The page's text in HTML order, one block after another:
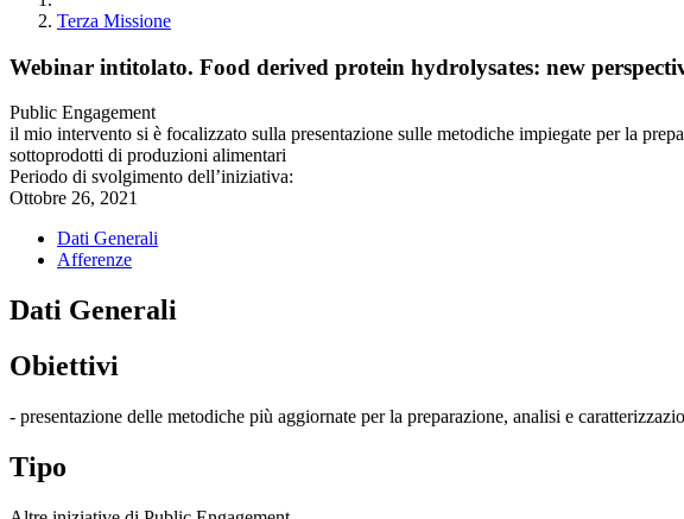
Terza Missione
Webinar intitolato. Food derived protein hydrolysates: new
Public Engagement
il mio intervento si è focalizzato sulla presentazione sulle metodiche impiegate per la
sottoprodotti di produzioni alimentari
Periodo di svolgimento dell’iniziativa:
Ottobre 26, 2021
Dati Generali
Afferenze
Dati Generali
Obiettivi
- presentazione delle metodiche più aggiornate per la preparazione, analisi e
Tipo